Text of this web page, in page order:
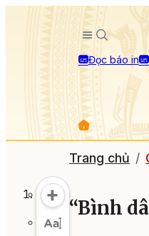
Đọc báo in
Trang chủ
“Bình